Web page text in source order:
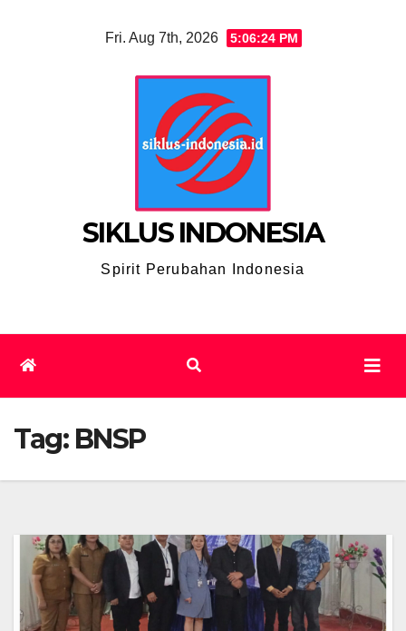
Fri. Aug 7th, 2026 5:06:25 PM
SIKLUS INDONESIA
Spirit Perubahan Indonesia
Tag: BNSP